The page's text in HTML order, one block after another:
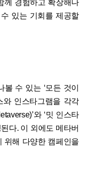
께 경험하고 확장해나
있는 기회를 제공할
수 있는 ‘모든 것이
와 인스타그램을 각각
와 ‘밋 인스타
다. 이 외에도 메타버
위해 다양한 캠페인을